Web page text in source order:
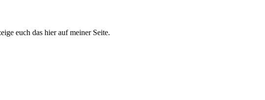
euch das hier auf meiner Seite.